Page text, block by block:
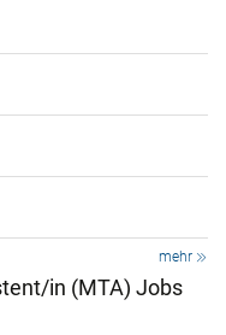
mehr
in (MTA) Jobs